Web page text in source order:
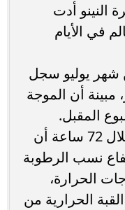
النينو أدت
في الأيام
شهر يوليو سجل
أن الموجة
المقبل.
وأشارت إلى أنه من المتوقع خلال 72 ساعة أن
نسب الرطوبة
الحرارة،
الحرارية من